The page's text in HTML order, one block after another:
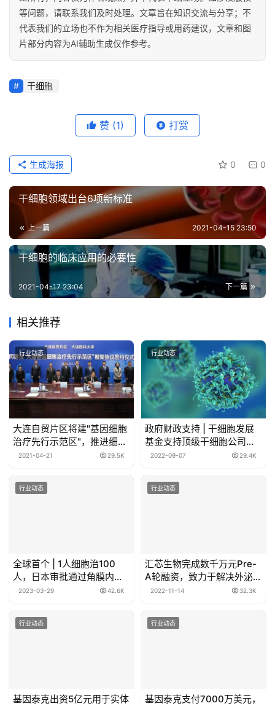
等问题，请联系我们及时处理。文章旨在知识交流与分享；不
代表我们的立场也不作为相关医疗指导或用药建议，文章和图
片部分内容为AI辅助生成仅作参考。
干细胞
赞 (1) 打赏
0 0
生成海报
干细胞领域出台6项新标准
上一篇 2021-04-15 23:50
干细胞的临床应用的必要性
下一篇
2021-04-17 23:04
相关推荐
行业动态
大连自贸片区将建"基因细胞
治疗先行示范区"，推进细胞
治疗在大连自贸片区先试先
2021-04-21 29.5K
行业动态
政府财政支持 | 干细胞发展
基金支持顶级干细胞公司加
速发展
2022-09-07 29.4K
行业动态
全球首个 | 1人细胞治100
人，日本审批通过角膜内皮
疾病同种异体细胞药品上市
2023-03-29 42.6K
行业动态
汇芯生物完成数千万元Pre-
A轮融资，致力于解决外泌体
应用瓶颈
2022-11-14 32.3K
行业动态
基因泰克出资5亿元用于实体
行业动态
基因泰克支付7000万美元，